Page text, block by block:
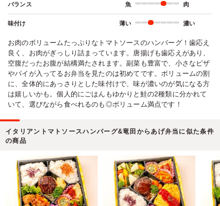
バランス 魚 肉
味付け 薄い 濃い
お肉のボリュームたっぷりなトマトソースのハンバーグ！歯応え
良く、お肉がぎっしり詰まっています。唐揚げも歯応えがあり、
空腹だったお腹が結構満たされます。副菜も豊富で、小さなピザ
やパイが入ってるお弁当を見たのは初めてです。ボリュームの割
に、全体的にあっさりとした味付けで、味が濃いのが気になる方
は嬉しいかも。個人的にごはんもゆかりと鮭の2種類に分かれて
いて、選びながら食べれるのも◎ボリューム満点です！
イタリアントマトソースハンバーグ&竜田からあげ弁当に似た条件
の商品